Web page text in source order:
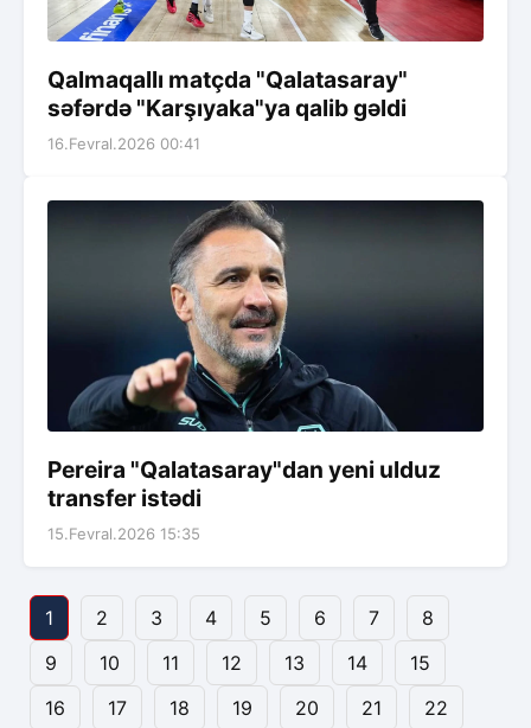
Qalmaqallı matçda "Qalatasaray"
səfərdə "Karşıyaka"ya qalib gəldi
16.Fevral.2026 00:41
Pereira "Qalatasaray"dan yeni ulduz
transfer istədi
15.Fevral.2026 15:35
1 2 3 4 5 6 7
8
9
10 11 12 13 14
15
16
17 18 19 20 21
22